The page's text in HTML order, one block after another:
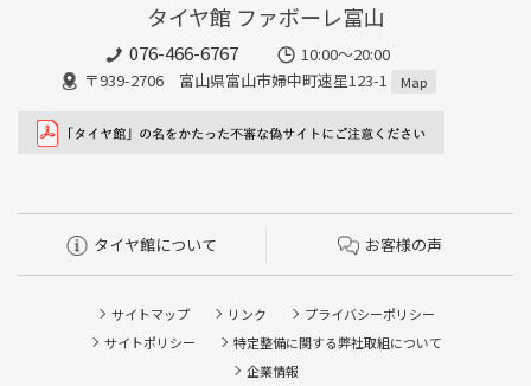
タイヤ館 ファボーレ富山
076-466-6767
10:00～20:00
〒939-2706 富山県富山市婦中町速星123-1
Map
タイヤ館について お客様の声
サイトマップ リンク
プライバシーポリシー
サイトポリシー
特定整備に関する弊社取組について
企業情報